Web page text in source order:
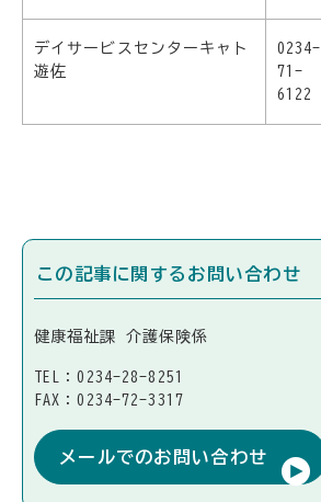
デイサービスセンターキャト
遊佐
0234-
71-
6122
この記事に関するお問い合わせ
健康福祉課 介護保険係
TEL：0234-28-8251
FAX：0234-72-3317
メールでのお問い合わせ